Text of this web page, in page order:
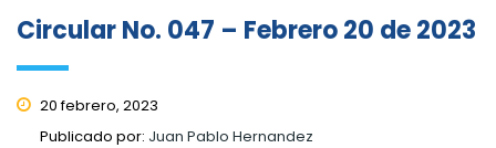
Circular No. 047 – Febrero 20 de 2023
20 febrero, 2023
Publicado por: Juan Pablo Hernandez